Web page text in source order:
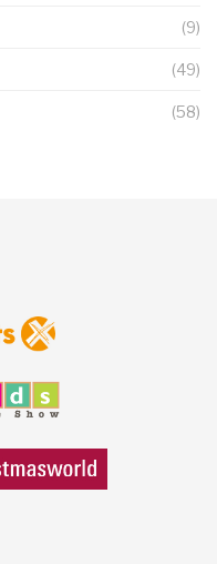
(9)
(49)
(58)